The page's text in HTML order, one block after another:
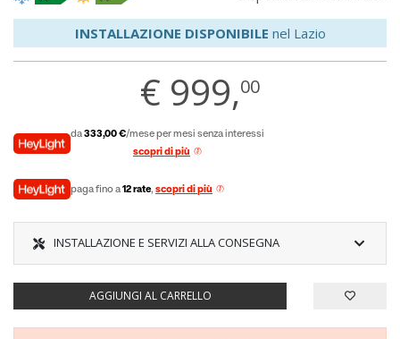
INSTALLAZIONE DISPONIBILE nel Lazio
€ 999,00
da333,00 €/mese per mesi senza interessi
scopri di più
paga fino a12 rate, scopri di più
INSTALLAZIONE E SERVIZI ALLA CONSEGNA
AGGIUNGI AL CARRELLO